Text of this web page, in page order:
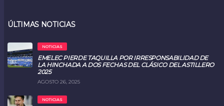
ÚLTIMAS NOTICIAS
NOTICIAS
EMELEC PIERDE TAQUILLA POR IRRESPONSABILIDAD DE
LA HINCHADA A DOS FECHAS DEL CLÁSICO DEL ASTILLERO
2025
AGOSTO 26, 2025
NOTICIAS